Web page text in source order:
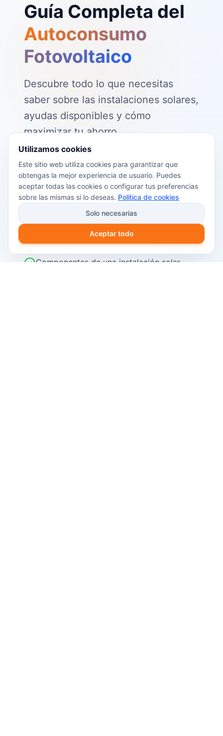
Guía Completa del
Autoconsumo
Fotovoltaico
Descubre todo lo que necesitas
saber sobre las instalaciones solares,
ayudas disponibles y cómo
maximizar tu ahorro.
📖 Contenido de la guía:
Cómo funciona el autoconsumo
fotovoltaico
Ayudas y subvenciones disponibles en
2026
Cálculo del retorno de inversión
Componentes de una instalación solar
Utilizamos cookies
Este sitio web utiliza cookies para garantizar que
obtengas la mejor experiencia de usuario. Puedes
aceptar todas las cookies o configurar tus preferencias
sobre las mismas si lo deseas. Política de cookies
Solo necesarias
Aceptar todo